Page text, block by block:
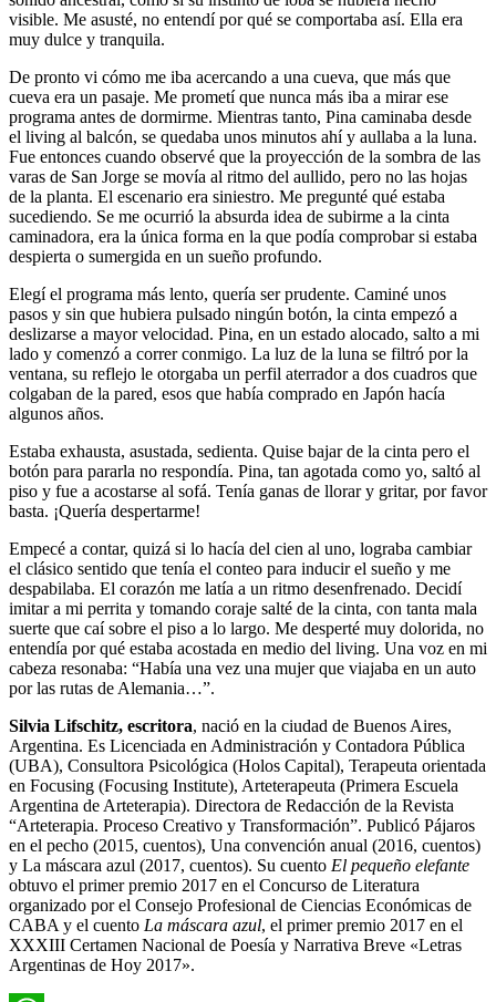
visible. Me asusté, no entendí por qué se comportaba así. Ella era
muy dulce y tranquila.
De pronto vi cómo me iba acercando a una cueva, que más que
cueva era un pasaje. Me prometí que nunca más iba a mirar ese
programa antes de dormirme. Mientras tanto, Pina caminaba desde
el living al balcón, se quedaba unos minutos ahí y aullaba a la luna.
Fue entonces cuando observé que la proyección de la sombra de las
varas de San Jorge se movía al ritmo del aullido, pero no las hojas
de la planta. El escenario era siniestro. Me pregunté qué estaba
sucediendo. Se me ocurrió la absurda idea de subirme a la cinta
caminadora, era la única forma en la que podía comprobar si estaba
despierta o sumergida en un sueño profundo.
Elegí el programa más lento, quería ser prudente. Caminé unos
pasos y sin que hubiera pulsado ningún botón, la cinta empezó a
deslizarse a mayor velocidad. Pina, en un estado alocado, salto a mi
lado y comenzó a correr conmigo. La luz de la luna se filtró por la
ventana, su reflejo le otorgaba un perfil aterrador a dos cuadros que
colgaban de la pared, esos que había comprado en Japón hacía
algunos años.
Estaba exhausta, asustada, sedienta. Quise bajar de la cinta pero el
botón para pararla no respondía. Pina, tan agotada como yo, saltó al
piso y fue a acostarse al sofá. Tenía ganas de llorar y gritar, por favor
basta. ¡Quería despertarme!
Empecé a contar, quizá si lo hacía del cien al uno, lograba cambiar
el clásico sentido que tenía el conteo para inducir el sueño y me
despabilaba. El corazón me latía a un ritmo desenfrenado. Decidí
imitar a mi perrita y tomando coraje salté de la cinta, con tanta mala
suerte que caí sobre el piso a lo largo. Me desperté muy dolorida, no
entendía por qué estaba acostada en medio del living. Una voz en mi
cabeza resonaba: “Había una vez una mujer que viajaba en un auto
por las rutas de Alemania…”.
Silvia Lifschitz, escritora, nació en la ciudad de Buenos Aires,
Argentina. Es Licenciada en Administración y Contadora Pública
(UBA), Consultora Psicológica (Holos Capital), Terapeuta orientada
en Focusing (Focusing Institute), Arteterapeuta (Primera Escuela
Argentina de Arteterapia). Directora de Redacción de la Revista
“Arteterapia. Proceso Creativo y Transformación”. Publicó Pájaros
en el pecho (2015, cuentos), Una convención anual (2016, cuentos)
y La máscara azul (2017, cuentos). Su cuento El pequeño elefante
obtuvo el primer premio 2017 en el Concurso de Literatura
organizado por el Consejo Profesional de Ciencias Económicas de
CABA y el cuento La máscara azul, el primer premio 2017 en el
XXXIII Certamen Nacional de Poesía y Narrativa Breve «Letras
Argentinas de Hoy 2017».